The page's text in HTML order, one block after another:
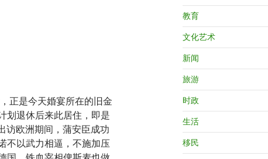
正是今天婚宴所在的旧金
划退休后来此居住，即是
访欧洲期间，蒲安臣成功
不以武力相逼，不施加压
国，铁血宰相俾斯麦也做
教育
文化艺术
新闻
旅游
时政
生活
移民